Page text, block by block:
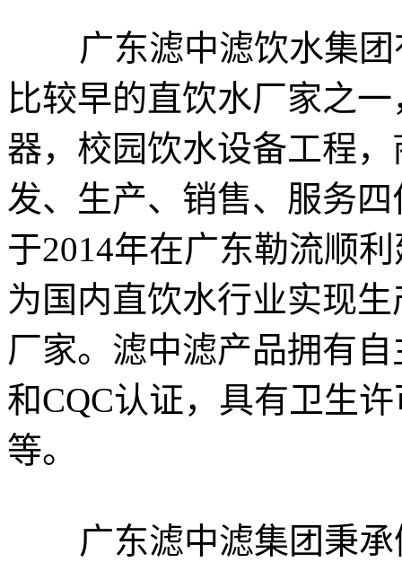
广东滤中滤饮水集团
比较早的直饮水厂家之
器，校园饮水设备工程
发、生产、销售、服务
于2014年在广东勒流顺
为国内直饮水行业实现
厂家。滤中滤产品拥有
和CQC认证，具有卫生
等。
广东滤中滤集团秉承